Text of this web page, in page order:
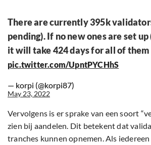
There are currently 395k
pending). If no new ones are set
it will take 424 days for all of
pic.twitter.com/UpntPYCHhS
— korpi (@korpi87)
May 23, 2022
Vervolgens is er sprake van een soort
zien bij aandelen. Dit betekent dat
tranches kunnen opnemen. Als